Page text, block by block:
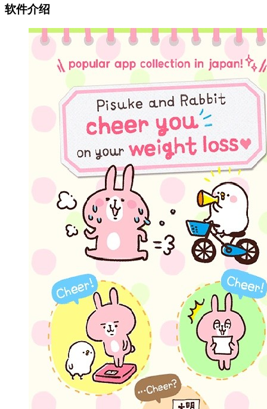
软件介绍